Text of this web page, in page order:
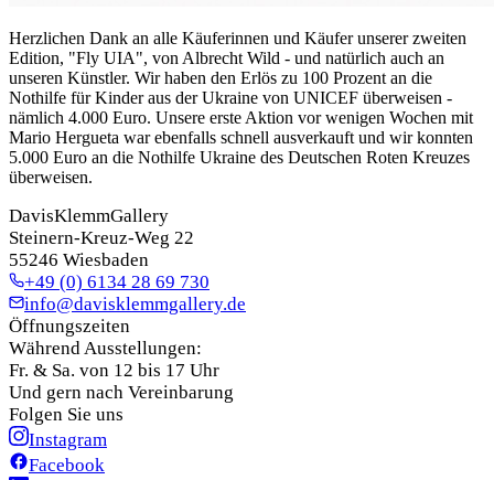
Herzlichen Dank an alle Käuferinnen und Käufer unserer zweiten
Edition, "Fly UIA", von Albrecht Wild - und natürlich auch an
unseren Künstler. Wir haben den Erlös zu 100 Prozent an die
Nothilfe für Kinder aus der Ukraine von UNICEF überweisen -
nämlich 4.000 Euro. Unsere erste Aktion vor wenigen Wochen mit
Mario Hergueta war ebenfalls schnell ausverkauft und wir konnten
5.000 Euro an die Nothilfe Ukraine des Deutschen Roten Kreuzes
überweisen.
DavisKlemmGallery
Steinern-Kreuz-Weg 22
55246 Wiesbaden
+49 (0) 6134 28 69 730
info@davisklemmgallery.de
Öffnungszeiten
Während Ausstellungen:
Fr. & Sa. von 12 bis 17 Uhr
Und gern nach Vereinbarung
Folgen Sie uns
Instagram
Facebook